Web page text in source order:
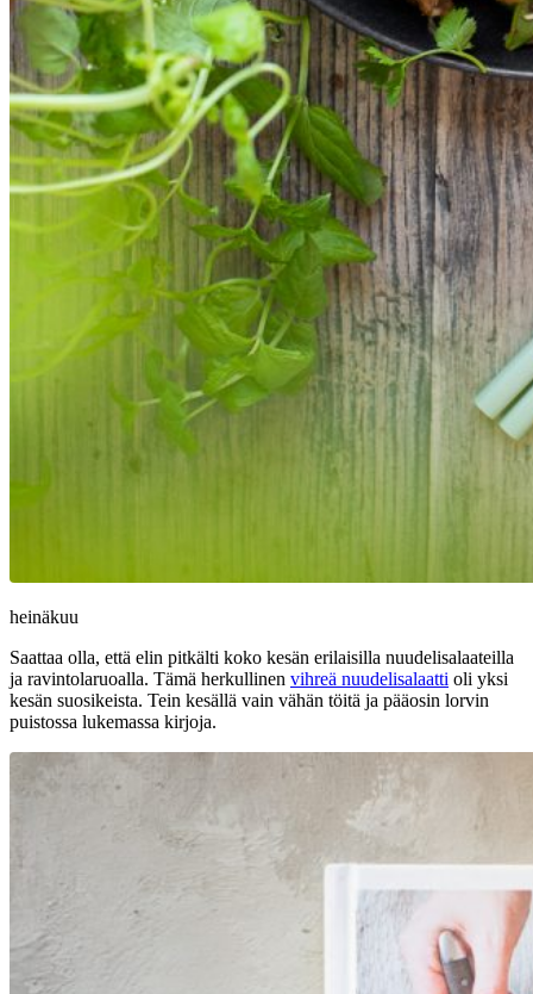
heinäkuu
Saattaa olla, että elin pitkälti koko kesän erilaisilla nuudelisalaateilla
ja ravintolaruoalla. Tämä herkullinen vihreä nuudelisalaatti oli yksi
kesän suosikeista. Tein kesällä vain vähän töitä ja pääosin lorvin
puistossa lukemassa kirjoja.